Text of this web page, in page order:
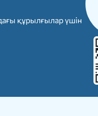
құрылғылар үшін